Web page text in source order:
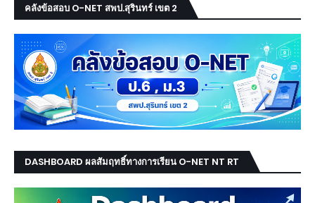
คลังข้อสอบ O-NET สพป.สุรินทร์ เขต 2
DASHBOARD ผลสัมฤทธิ์ทางการเรียน O-NET NT RT